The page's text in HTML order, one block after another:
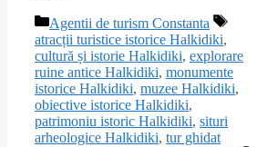
Categorii
Agentii de turism Constanta
Etichete
atracții turistice istorice Halkidiki,
cultură și istorie Halkidiki, explorare
ruine antice Halkidiki, monumente
istorice Halkidiki, muzee Halkidiki,
obiective istorice Halkidiki,
patrimoniu istoric Halkidiki, situri
arheologice Halkidiki, tur ghidat